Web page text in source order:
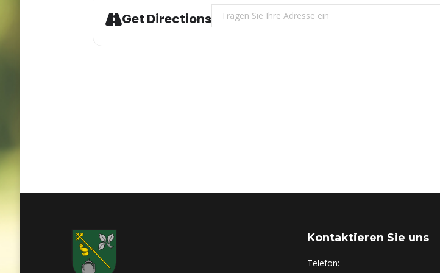
Get Directions Address - Jahreshauptversammlung 2025 der SG
Kontaktieren Sie uns
Telefon: